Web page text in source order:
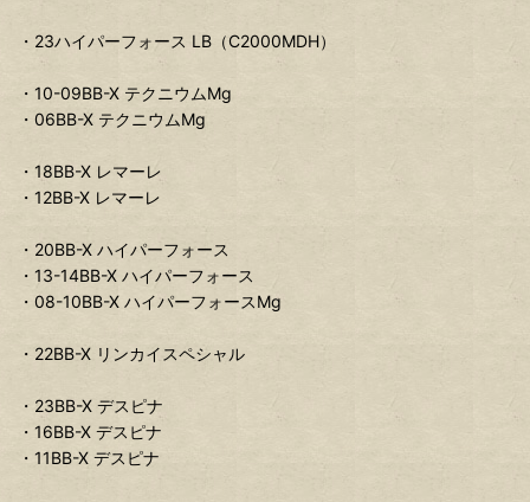
・23ハイパーフォース LB（C2000MDH）
・10-09BB-X テクニウムMg
・06BB-X テクニウムMg
・18BB-X レマーレ
・12BB-X レマーレ
・20BB-X ハイパーフォース
・13-14BB-X ハイパーフォース
・08-10BB-X ハイパーフォースMg
・22BB-X リンカイスペシャル
・23BB-X デスピナ
・16BB-X デスピナ
・11BB-X デスピナ